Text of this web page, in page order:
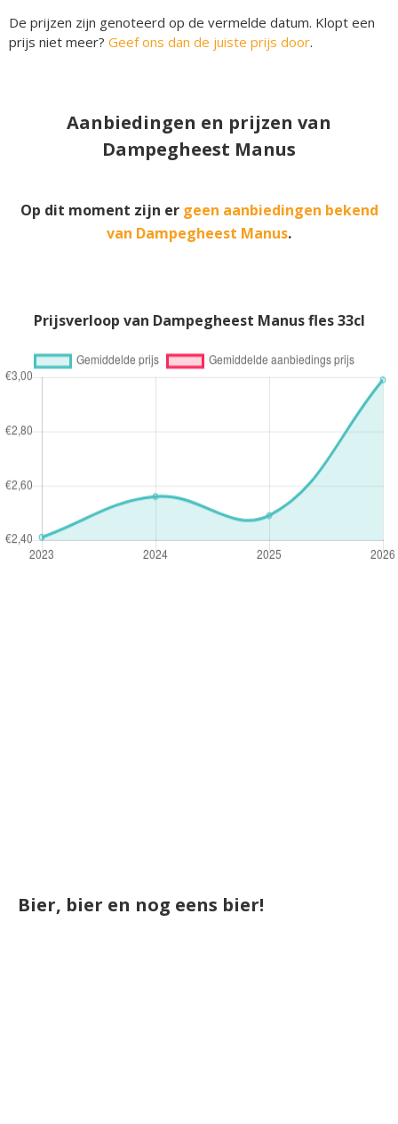
De prijzen zijn genoteerd op de vermelde datum. Klopt een
prijs niet meer? Geef ons dan de juiste prijs door.
Aanbiedingen en prijzen van
Dampegheest Manus
Op dit moment zijn er geen aanbiedingen bekend
van Dampegheest Manus.
Prijsverloop van Dampegheest Manus fles 33cl
Bier, bier en nog eens bier!